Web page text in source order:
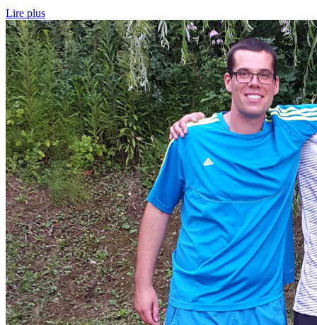
Lire plus